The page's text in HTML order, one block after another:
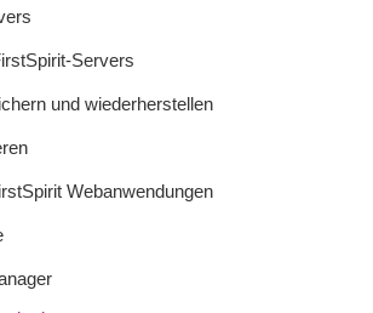
Servers
und wiederherstellen
Webanwendungen